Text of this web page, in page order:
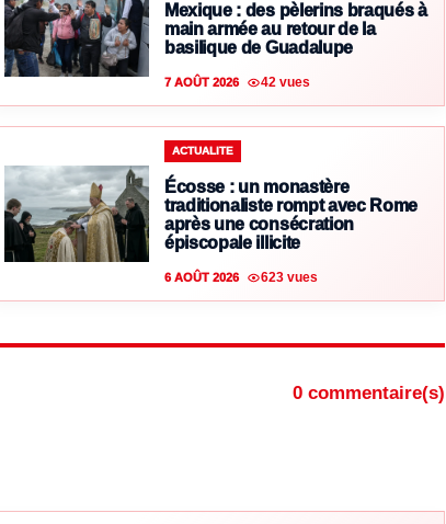
Mexique : des pèlerins braqués à
main armée au retour de la
basilique de Guadalupe
7 AOÛT 2026 42 vues
ACTUALITE
Écosse : un monastère
traditionaliste rompt avec Rome
après une consécration
épiscopale illicite
6 AOÛT 2026 623 vues
0 commentaire(s)